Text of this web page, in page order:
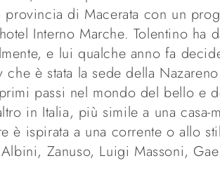
provincia di Macerata con un
Interno Marche. Tolentino ha
e lui qualche anno fa
che è stata la sede della
passi nel mondo del bello e
in Italia, più simile a una
è ispirata a una corrente o allo
Zanuso, Luigi Massoni,